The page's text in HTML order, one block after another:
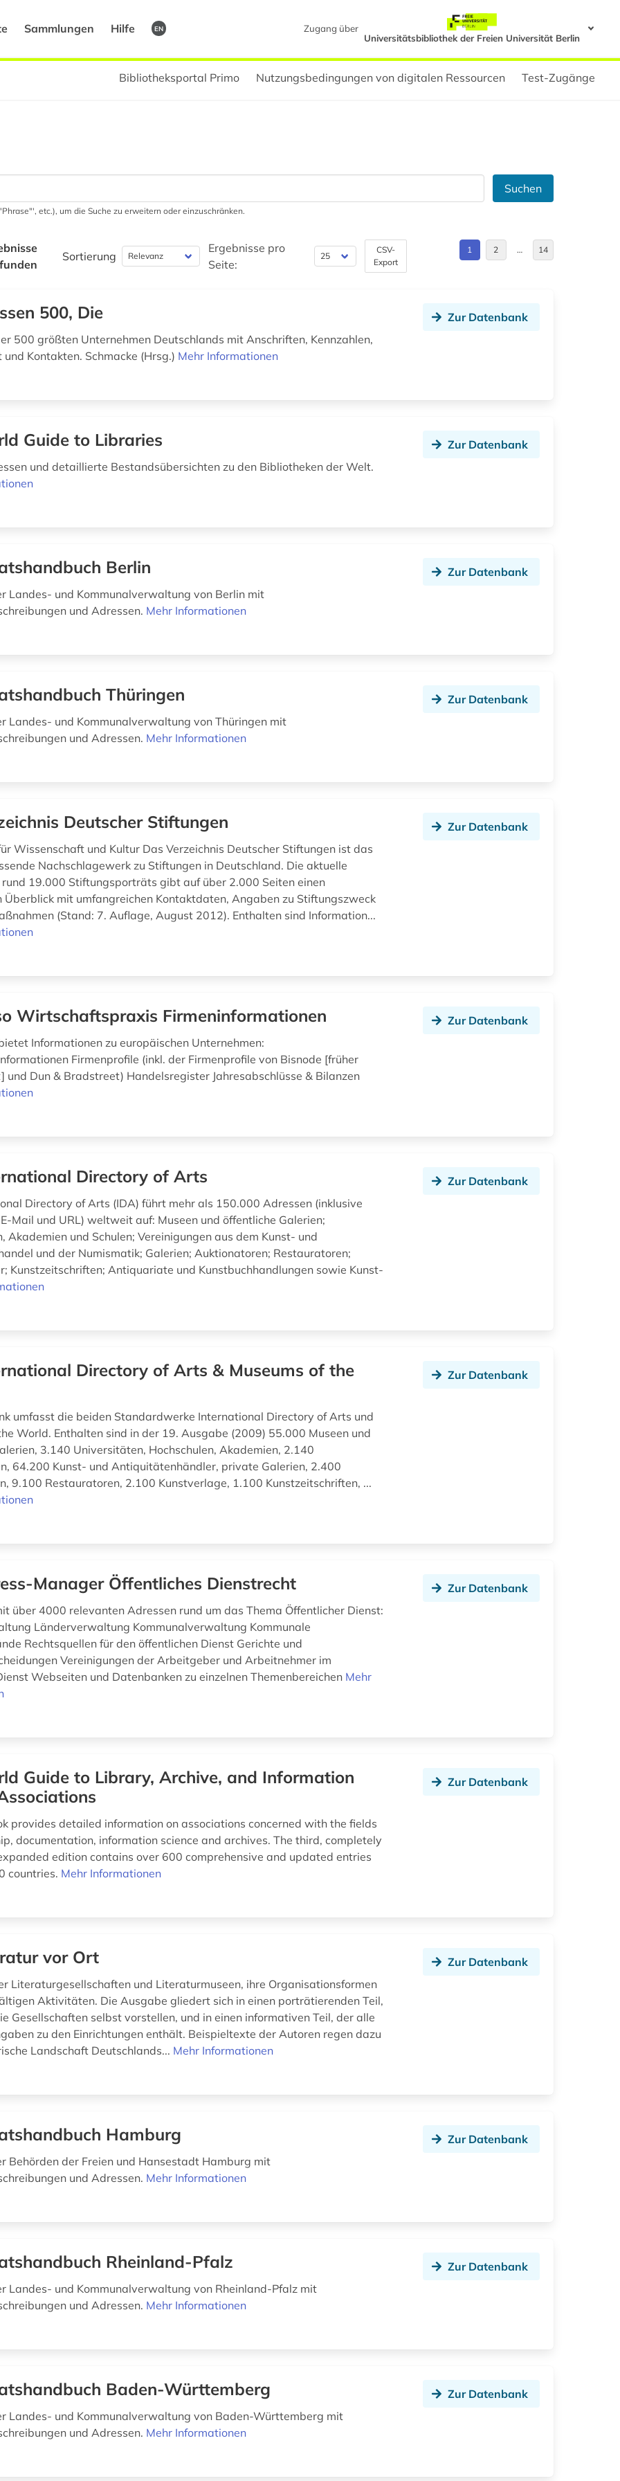
Sammlungen Hilfe EN
Zugang über
Universitätsbibliothek der Freien Universität Berlin
Bibliotheksportal Primo Nutzungsbedingungen von digitalen Ressourcen Test-Zugänge
Suchen
etc.), um die Suche zu erweitern oder einzuschränken.
Sortierung
Ergebnisse pro
Seite:
CSV-
Export
1 2 … 14
500, Die
500 größten Unternehmen Deutschlands mit Anschriften, Kennzahlen,
Kontakten. Schmacke (Hrsg.) Mehr Informationen
Zur Datenbank
Guide to Libraries
und detaillierte Bestandsübersichten zu den Bibliotheken der Welt.
Zur Datenbank
Berlin
Landes- und Kommunalverwaltung von Berlin mit
und Adressen. Mehr Informationen
Zur Datenbank
Thüringen
Landes- und Kommunalverwaltung von Thüringen mit
und Adressen. Mehr Informationen
Zur Datenbank
Deutscher Stiftungen
Wissenschaft und Kultur Das Verzeichnis Deutscher Stiftungen ist das
Nachschlagewerk zu Stiftungen in Deutschland. Die aktuelle
19.000 Stiftungsporträts gibt auf über 2.000 Seiten einen
Überblick mit umfangreichen Kontaktdaten, Angaben zu Stiftungszweck
(Stand: 7. Auflage, August 2012). Enthalten sind Information...
Zur Datenbank
Wirtschaftspraxis Firmeninformationen
Informationen zu europäischen Unternehmen:
Firmenprofile (inkl. der Firmenprofile von Bisnode [früher
und Dun & Bradstreet) Handelsregister Jahresabschlüsse & Bilanzen
Zur Datenbank
Directory of Arts
Directory of Arts (IDA) führt mehr als 150.000 Adressen (inklusive
Mail und URL) weltweit auf: Museen und öffentliche Galerien;
Akademien und Schulen; Vereinigungen aus dem Kunst- und
und der Numismatik; Galerien; Auktionatoren; Restauratoren;
Kunstzeitschriften; Antiquariate und Kunstbuchhandlungen sowie Kunst-
Zur Datenbank
Directory of Arts & Museums of the
umfasst die beiden Standardwerke International Directory of Arts und
World. Enthalten sind in der 19. Ausgabe (2009) 55.000 Museen und
3.140 Universitäten, Hochschulen, Akademien, 2.140
64.200 Kunst- und Antiquitätenhändler, private Galerien, 2.400
9.100 Restauratoren, 2.100 Kunstverlage, 1.100 Kunstzeitschriften, ...
Zur Datenbank
Manager Öffentliches Dienstrecht
über 4000 relevanten Adressen rund um das Thema Öffentlicher Dienst:
Länderverwaltung Kommunalverwaltung Kommunale
Rechtsquellen für den öffentlichen Dienst Gerichte und
Vereinigungen der Arbeitgeber und Arbeitnehmer im
Webseiten und Datenbanken zu einzelnen Themenbereichen Mehr
Zur Datenbank
Guide to Library, Archive, and Information
provides detailed information on associations concerned with the fields
documentation, information science and archives. The third, completely
edition contains over 600 comprehensive and updated entries
countries. Mehr Informationen
Zur Datenbank
vor Ort
Literaturgesellschaften und Literaturmuseen, ihre Organisationsformen
Aktivitäten. Die Ausgabe gliedert sich in einen porträtierenden Teil,
Gesellschaften selbst vorstellen, und in einen informativen Teil, der alle
zu den Einrichtungen enthält. Beispieltexte der Autoren regen dazu
Landschaft Deutschlands... Mehr Informationen
Zur Datenbank
Hamburg
Behörden der Freien und Hansestadt Hamburg mit
und Adressen. Mehr Informationen
Zur Datenbank
Rheinland-Pfalz
Landes- und Kommunalverwaltung von Rheinland-Pfalz mit
und Adressen. Mehr Informationen
Zur Datenbank
Baden-Württemberg
Landes- und Kommunalverwaltung von Baden-Württemberg mit
und Adressen. Mehr Informationen
Zur Datenbank